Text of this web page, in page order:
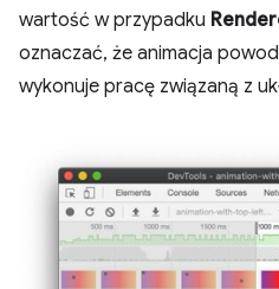
wartość w przypadku
oznaczać, że animacja
wykonuje pracę związaną z